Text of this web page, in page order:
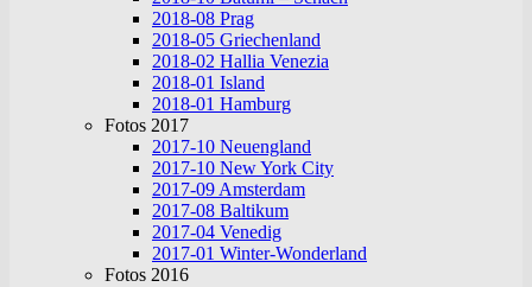
2018-08 Prag
2018-05 Griechenland
2018-02 Hallia Venezia
2018-01 Island
2018-01 Hamburg
Fotos 2017
2017-10 Neuengland
2017-10 New York City
2017-09 Amsterdam
2017-08 Baltikum
2017-04 Venedig
2017-01 Winter-Wonderland
Fotos 2016